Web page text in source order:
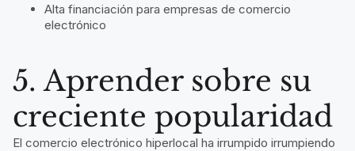
Alta financiación para empresas de comercio
electrónico
5. Aprender sobre su
creciente popularidad
El comercio electrónico hiperlocal ha irrumpido irrumpiendo